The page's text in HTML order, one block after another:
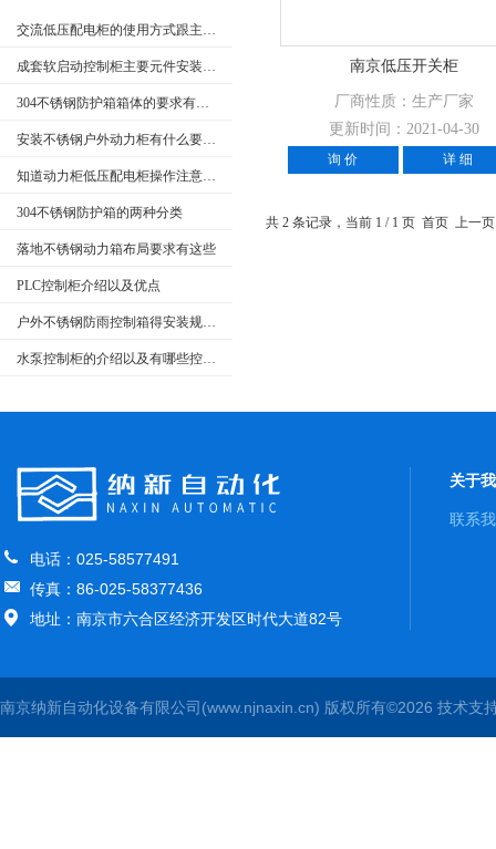
交流低压配电柜的使用方式跟主要特点
成套软启动控制柜主要元件安装要求和在生产中的应用
304不锈钢防护箱箱体的要求有哪些
安装不锈钢户外动力柜有什么要求呢
知道动力柜低压配电柜操作注意事项很重要
304不锈钢防护箱的两种分类
落地不锈钢动力箱布局要求有这些
PLC控制柜介绍以及优点
户外不锈钢防雨控制箱得安装规范介绍，大家快来看
水泵控制柜的介绍以及有哪些控制类型
南京低压开关柜
厂商性质：生产厂家
更新时间：2021-04-30
询 价 详 细
共 2 条记录，当前 1 / 1 页 首页 上一
电话：025-58577491
传真：86-025-58377436
地址：南京市六合区经济开发区时代大道82号
关于
联系
南京纳新自动化设备有限公司(www.njnaxin.cn) 版权所有©2026 技术支